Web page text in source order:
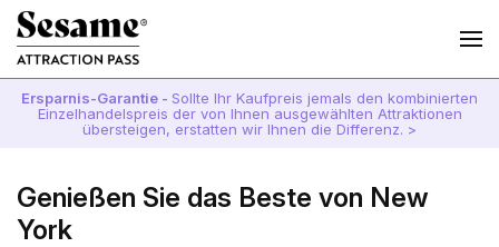
Ersparnis-Garantie - Sollte Ihr Kaufpreis jemals den kombinierten
Einzelhandelspreis der von Ihnen ausgewählten Attraktionen
übersteigen, erstatten wir Ihnen die Differenz. >
Genießen Sie das Beste von New
York